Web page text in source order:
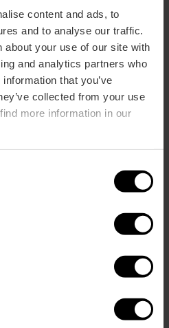
content and ads, to
and to analyse our traffic.
about your use of our site with
and analytics partners who
that you’ve
collected from your use
more information in our
Card 24, 48, 72